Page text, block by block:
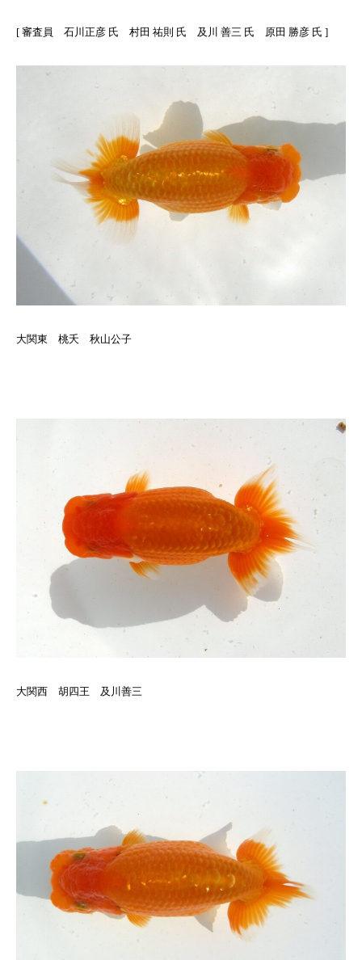
[ 審査員 石川正彦 氏 村田 祐則 氏 及川 善三 氏 原田 勝彦 氏 ]
大関東 桃夭 秋山公子
大関西 胡四王 及川善三